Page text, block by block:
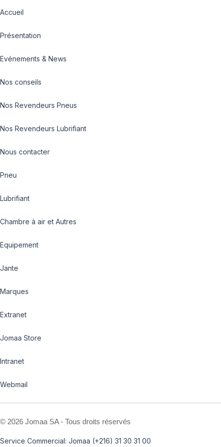
Accueil
Présentation
Evénements & News
Nos conseils
Nos Revendeurs Pneus
Nos Revendeurs Lubrifiant
Nous contacter
Pneu
Lubrifiant
Chambre à air et Autres
Equipement
Jante
Marques
Extranet
Jomaa Store
Intranet
Webmail
© 2026 Jomaa SA - Tous droits réservés
Service Commercial: Jomaa (+216) 31 30 31 00